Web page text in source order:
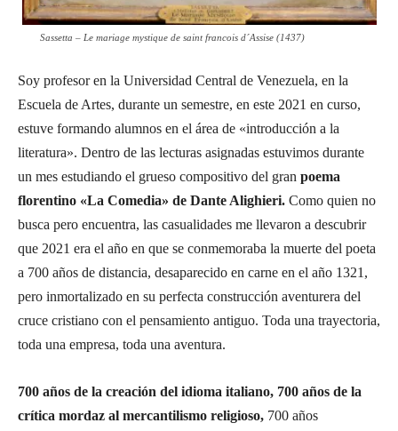
Sassetta – Le mariage mystique de saint francois d´Assise (1437)
Soy profesor en la Universidad Central de Venezuela, en la
Escuela de Artes, durante un semestre, en este 2021 en curso,
estuve formando alumnos en el área de «introducción a la
literatura». Dentro de las lecturas asignadas estuvimos durante
un mes estudiando el grueso compositivo del gran poema
florentino «La Comedia» de Dante Alighieri. Como quien no
busca pero encuentra, las casualidades me llevaron a descubrir
que 2021 era el año en que se conmemoraba la muerte del poeta
a 700 años de distancia, desaparecido en carne en el año 1321,
pero inmortalizado en su perfecta construcción aventurera del
cruce cristiano con el pensamiento antiguo. Toda una trayectoria,
toda una empresa, toda una aventura.
700 años de la creación del idioma italiano, 700 años de la
crítica mordaz al mercantilismo religioso, 700 años